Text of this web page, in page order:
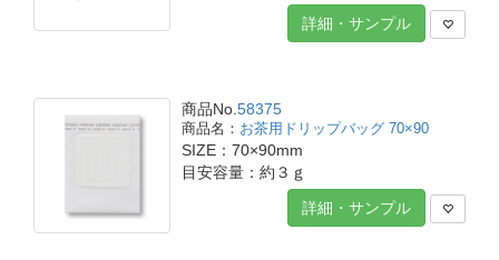
詳細・サンプル
商品No. 58375
お茶用ドリップバッグ 70×90
SIZE：70×90mm
目安容量：約３ｇ
詳細・サンプル